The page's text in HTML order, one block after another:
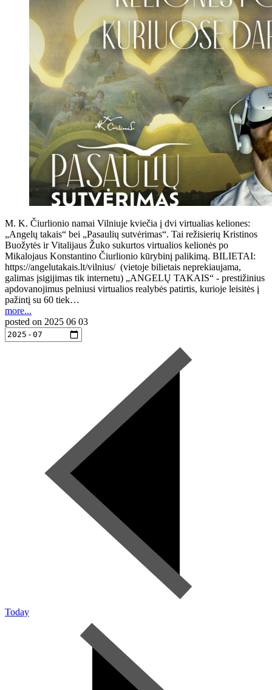
M. K. Čiurlionio namai Vilniuje kviečia į dvi virtualias keliones:
„Angelų takais“ bei „Pasaulių sutvėrimas“. Tai režisierių Kristinos
Buožytės ir Vitalijaus Žuko sukurtos virtualios kelionės po
Mikalojaus Konstantino Čiurlionio kūrybinį palikimą. BILIETAI:
https://angelutakais.lt/vilnius/ (vietoje bilietais neprekiaujama,
galimas įsigijimas tik internetu) „ANGELŲ TAKAIS“ - prestižinius
apdovanojimus pelniusi virtualios realybės patirtis, kurioje leisitės į
pažintį su 60 tiek…
more...
posted on 2025 06 03
Today